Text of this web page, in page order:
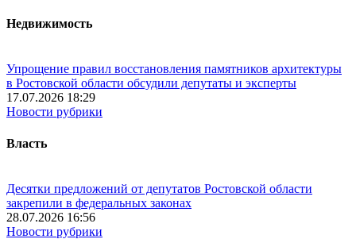
Недвижимость
Упрощение правил восстановления памятников архитектуры
в Ростовской области обсудили депутаты и эксперты
17.07.2026 18:29
Новости рубрики
Власть
Десятки предложений от депутатов Ростовской области
закрепили в федеральных законах
28.07.2026 16:56
Новости рубрики